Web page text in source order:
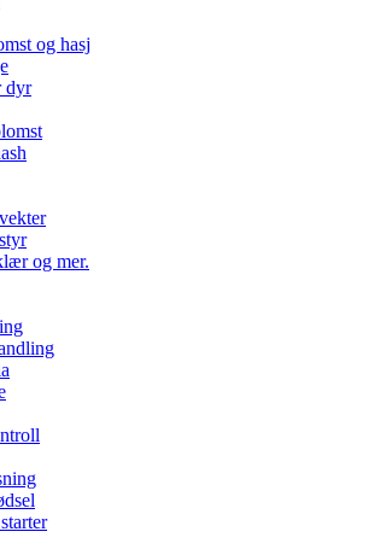
og hasj
dyr
og mer.